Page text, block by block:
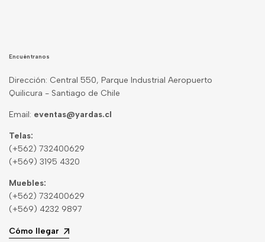
Encuéntranos
Dirección: Central 550, Parque Industrial Aeropuerto
Quilicura - Santiago de Chile
Email: eventas@yardas.cl
Telas:
(+562) 732400629
(+569) 3195 4320
Muebles:
(+562) 732400629
(+569) 4232 9897
Cómo llegar